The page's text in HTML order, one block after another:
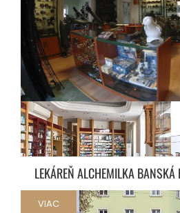
LEKÁREŇ ALCHEMILKA
VIAC